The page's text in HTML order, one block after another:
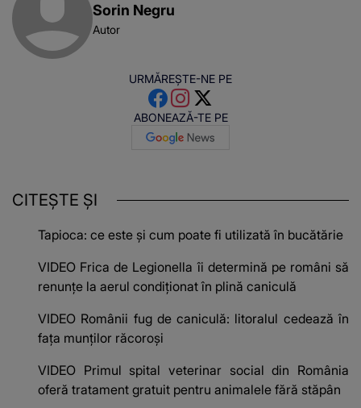
Sorin Negru
Autor
URMĂREȘTE-NE PE
ABONEAZĂ-TE PE
CITEȘTE ȘI
Tapioca: ce este și cum poate fi utilizată în bucătărie
VIDEO Frica de Legionella îi determină pe români să
renunțe la aerul condiționat în plină caniculă
VIDEO Românii fug de caniculă: litoralul cedează în
fața munților răcoroși
VIDEO Primul spital veterinar social din România
oferă tratament gratuit pentru animalele fără stăpân